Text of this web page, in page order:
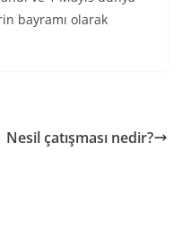
bayramı olarak
Nesil çatışması nedir?